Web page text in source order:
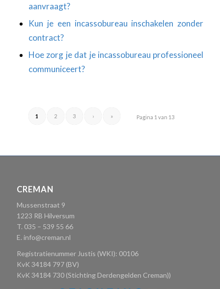
aanvraagt?
Kun je een incassobureau inschakelen zonder
contract?
Hoe zorg je dat je incassobureau professioneel
communiceert?
Pagina 1 van 13
1 2 3 › »
CREMAN
Mussenstraat 9
1223 RB Hilversum
T. 035 – 539 55 66
E. info@creman.nl
Registratienummer Justis (WKI): 00106
KvK 34184 797 (BV)
KvK 34184 730 (Stichting Derdengelden Creman))